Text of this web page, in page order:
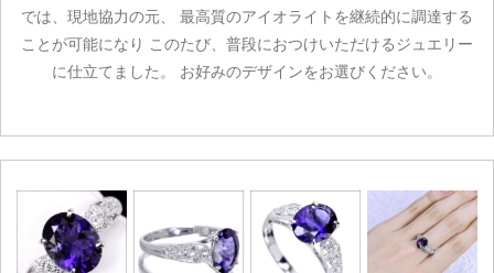
では、現地協力の元、 最高質のアイオライトを継続的に調達する
ことが可能になり このたび、普段におつけいただけるジュエリー
に仕立てました。 お好みのデザインをお選びください。
お買い物を続ける